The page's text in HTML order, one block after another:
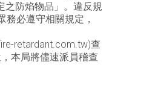
之防焰物品」。違反規
必遵守相關規定，
retardant.com.tw)查
本局將儘速派員稽查